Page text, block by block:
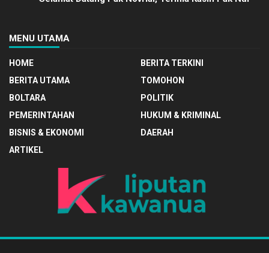
MENU UTAMA
HOME
BERITA TERKINI
BERITA UTAMA
TOMOHON
BOLTARA
POLITIK
PEMERINTAHAN
HUKUM & KRIMINAL
BISNIS & EKONOMI
DAERAH
ARTIKEL